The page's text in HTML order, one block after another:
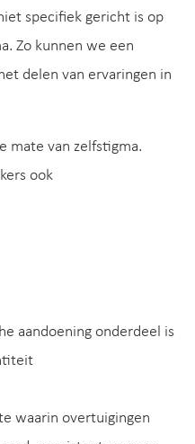
specifiek gericht is op
Zo kunnen we een
delen van ervaringen in
mate van zelfstigma.
ook
aandoening onderdeel is
waarin overtuigingen